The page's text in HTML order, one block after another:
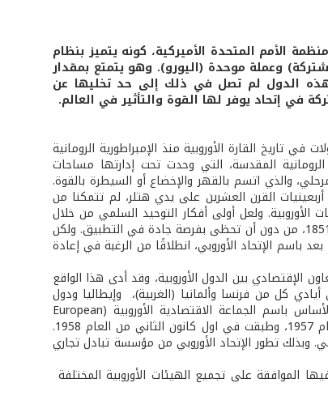
الأمم المتحدة الأميركية، كونه يتميز بنظام
وعملة موحدة (اليورو). وهو يتمتع بمقدار
هذه الدول لم تصل في ذلك إلى حد تخليها عن
في إتحاد يوفر لها القوة والتأثير في العالم.
القارة الأوروبية منذ الإمبراطورية الرومانية
الرومانية المقدسة، التي وحدت تحت إدارتها مساحات
والذي اتسم بالقهر والإخضاع أو السيطرة بالقوة.
القرن العشرين على يدي هتلر، لم تتمكنا من
الأوروبية. ولعل أولى أفكار التوحيد السلمي من خلال
التعاون والمساواة في العضوية كان قد قدمها المفكر والأديب الفرنسي فيكتور هيجو العام 1851، من دون أن تحظى بفرصة جادة في التطبيق. ولكن
باسم الإتحاد الأوروبي، انطلاقًا من الرغبة في إعادة
التعاون الإقتصادي بين الدول الأوروبية، وقد أدى هذا الواقع
والصلب العام 1951 (مشروع شومان ) على أيادي كل من فرنسا وألمانيا (الغربية)، وإيطاليا ودول
بينيلوكس (benelux) (بلجيكا وهولندا ولوكسمبورغ). وهي أول وحدة جمركية عرفت في الأساس باسم الجماعة الاقتصادية الأوروبية (European
Economic Community)، وتعرف بـ «السوق المشتركة»، والتي تطورت في اتفاقية روما العام 1957، وطبقت في اول كانون الثاني من العام 1958.
وبذلك تطور الإتحاد الأوروبي من مؤسسة تبادل تجاري
وقد تمت فيها الموافقة على تجميع الهيئات الأوروبية المختلفة